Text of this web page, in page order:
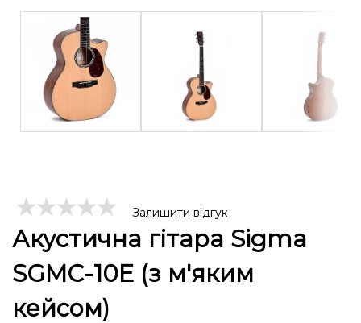
Залишити відгук
Акустична гітара Sigma
SGMC-10E (з м'яким
кейсом)